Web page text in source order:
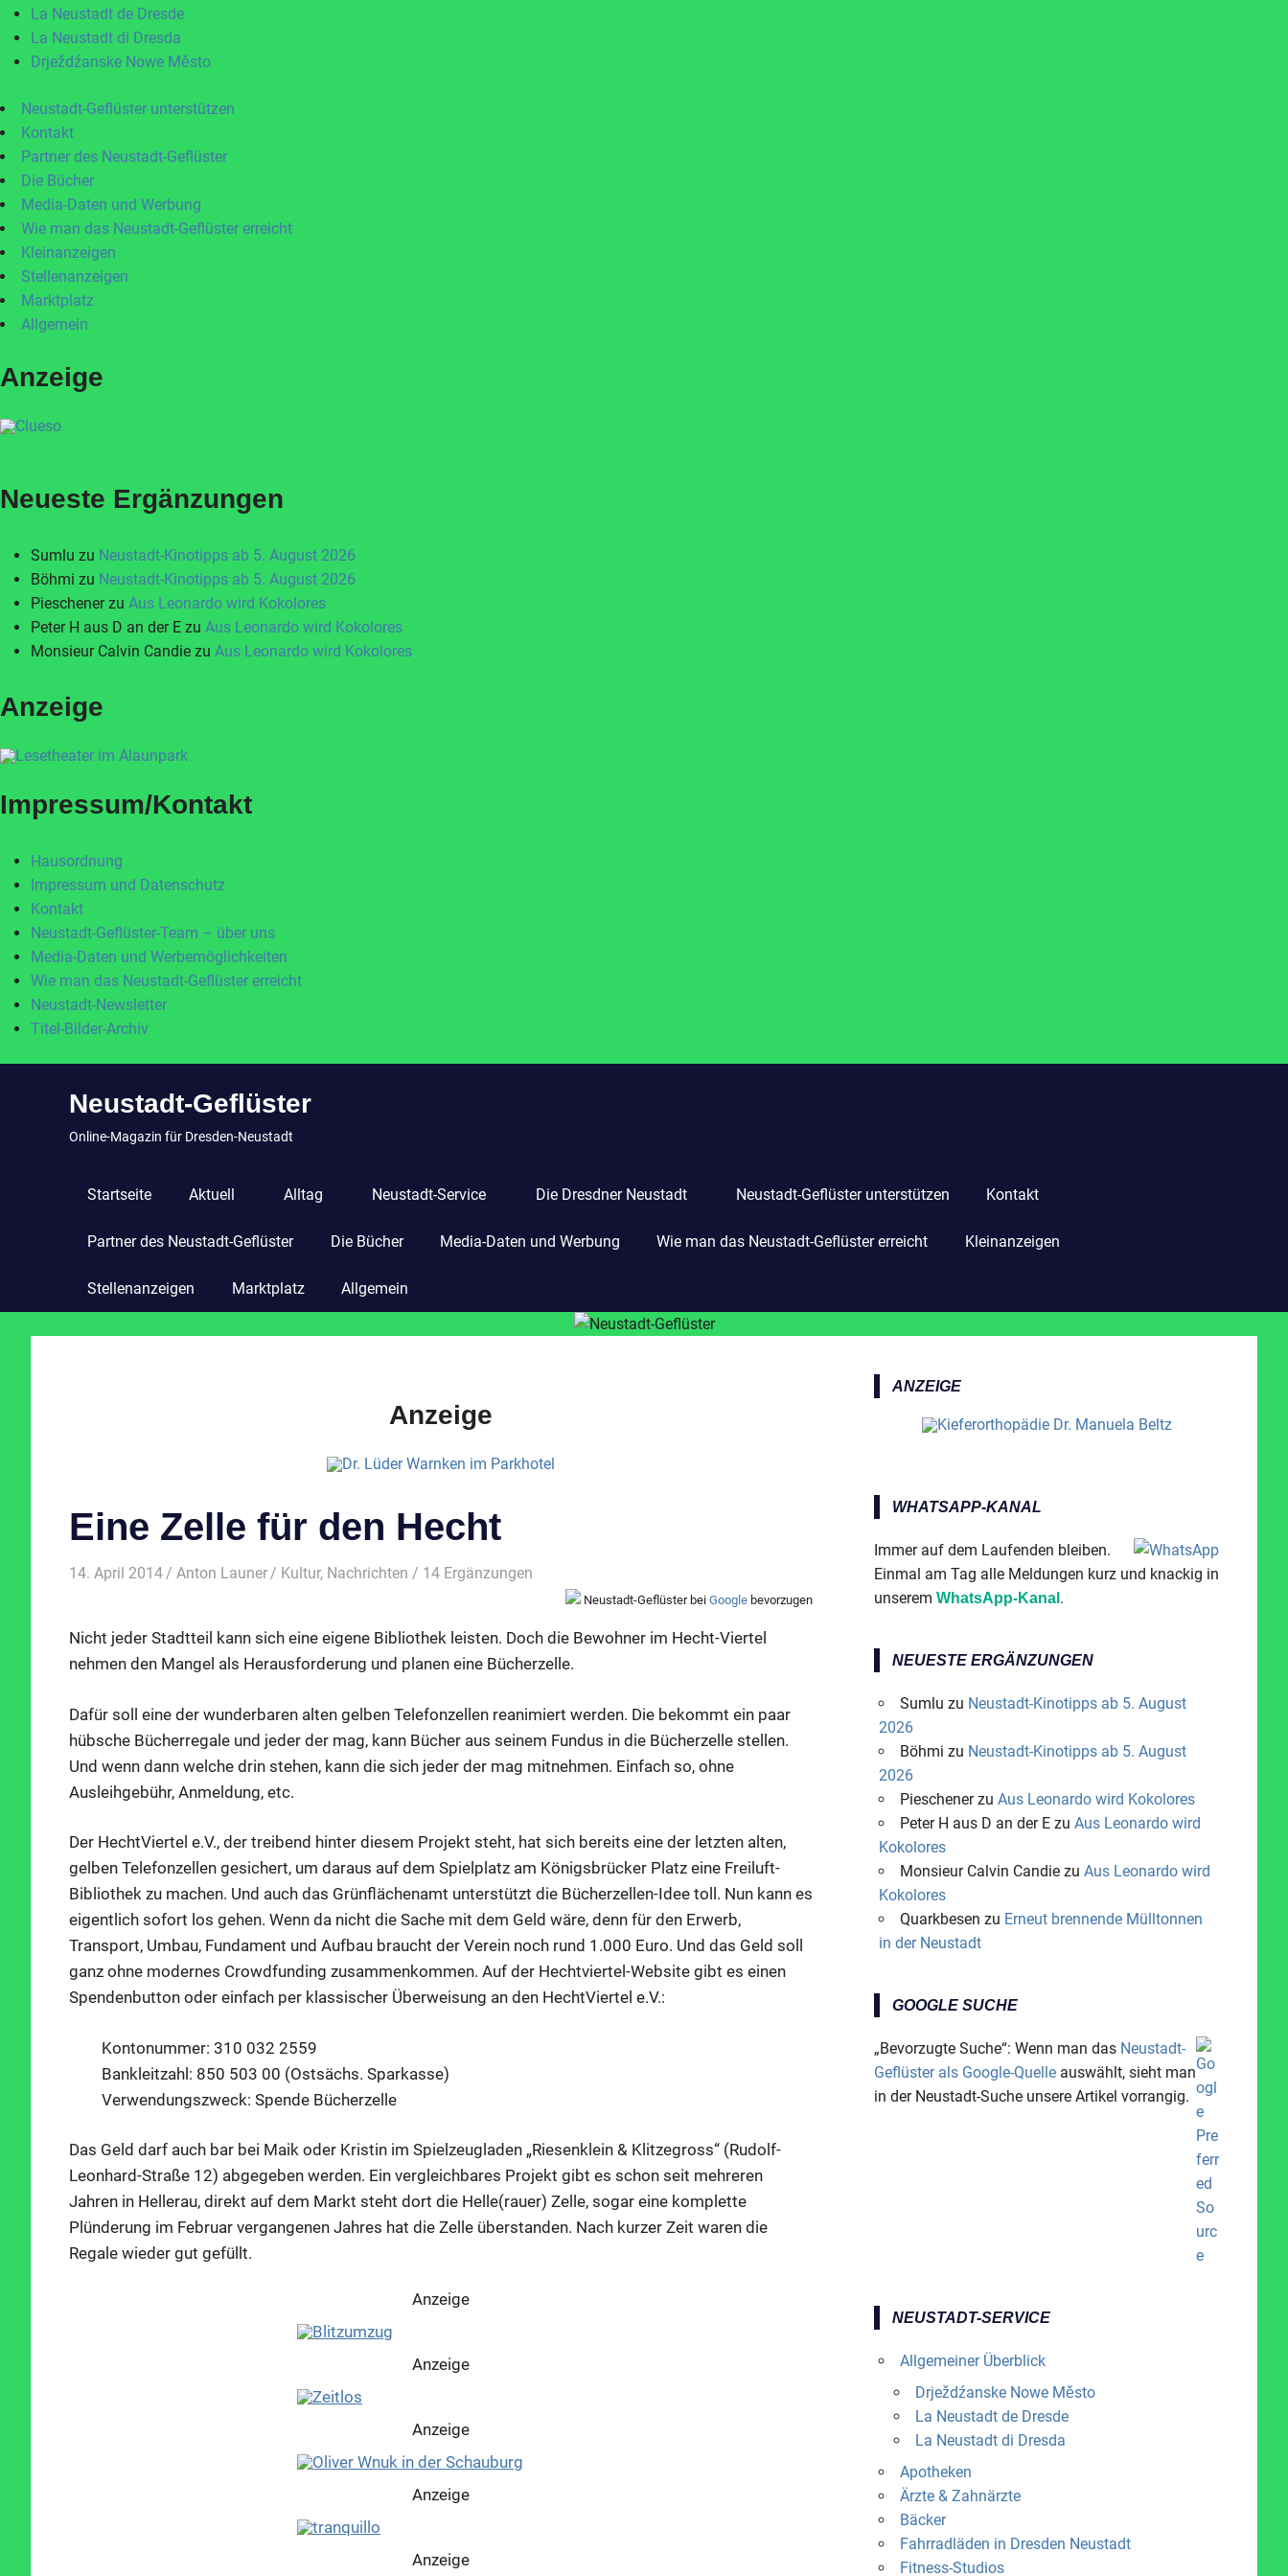
La Neustadt de Dresde
La Neustadt di Dresda
Drježdźanske Nowe Město
Neustadt-Geflüster unterstützen
Kontakt
Partner des Neustadt-Geflüster
Die Bücher
Media-Daten und Werbung
Wie man das Neustadt-Geflüster erreicht
Kleinanzeigen
Stellenanzeigen
Marktplatz
Allgemein
Anzeige
Neueste Ergänzungen
Sumlu zu Neustadt-Kinotipps ab 5. August 2026
Böhmi zu Neustadt-Kinotipps ab 5. August 2026
Pieschenerzu Aus Leonardo wird Kokolores
Peter H aus D an der E zu Aus Leonardo wird Kokolores
Monsieur Calvin Candie zu Aus Leonardo wird Kokolores
Anzeige
Impressum/Kontakt
Hausordnung
Impressum und Datenschutz
Kontakt
Neustadt-Geflüster-Team – über uns
Media-Daten und Werbemöglichkeiten
Wie man das Neustadt-Geflüster erreicht
Neustadt-Newsletter
Titel-Bilder-Archiv
Neustadt-Geflüster
Online-Magazin für Dresden-Neustadt
Startseite Aktuell Alltag Neustadt-Service Die Dresdner Neustadt Neustadt-Geflüster unterstützen Kontakt
Partner des Neustadt-Geflüster Die Bücher Media-Daten und Werbung Wie man das Neustadt-Geflüster erreicht Kleinanzeigen
Stellenanzeigen Marktplatz Allgemein
Anzeige
Eine Zelle für den Hecht
14. April 2014 Anton Launer Kultur, Nachrichten / 14 Ergänzungen
Neustadt-Geflüster bei Google bevorzugen
Nicht jeder Stadtteil kann sich eine eigene Bibliothek leisten. Doch die Bewohner im Hecht-Viertel
nehmen den Mangel als Herausforderung und planen eine Bücherzelle.
Dafür soll eine der wunderbaren alten gelben Telefonzellen reanimiert werden. Die bekommt ein paar
hübsche Bücherregale und jeder der mag, kann Bücher aus seinem Fundus in die Bücherzelle stellen.
Und wenn dann welche drin stehen, kann die sich jeder der mag mitnehmen. Einfach so, ohne
Ausleihgebühr, Anmeldung, etc.
Der HechtViertel e.V., der treibend hinter diesem Projekt steht, hat sich bereits eine der letzten alten,
gelben Telefonzellen gesichert, um daraus auf dem Spielplatz am Königsbrücker Platz eine Freiluft-
Bibliothek zu machen. Und auch das Grünflächenamt unterstützt die Bücherzellen-Idee toll. Nun kann es
eigentlich sofort los gehen. Wenn da nicht die Sache mit dem Geld wäre, denn für den Erwerb,
Transport, Umbau, Fundament und Aufbau braucht der Verein noch rund 1.000 Euro. Und das Geld soll
ganz ohne modernes Crowdfunding zusammenkommen. Auf der Hechtviertel-Website gibt es einen
Spendenbutton oder einfach per klassischer Überweisung an den HechtViertel e.V.:
Kontonummer: 310 032 2559
Bankleitzahl: 850 503 00 (Ostsächs. Sparkasse)
Verwendungszweck: Spende Bücherzelle
Das Geld darf auch bar bei Maik oder Kristin im Spielzeugladen „Riesenklein & Klitzegross“ (Rudolf-
Leonhard-Straße 12) abgegeben werden. Ein vergleichbares Projekt gibt es schon seit mehreren
Jahren in Hellerau, direkt auf dem Markt steht dort die Helle(rauer) Zelle, sogar eine komplette
Plünderung im Februar vergangenen Jahres hat die Zelle überstanden. Nach kurzer Zeit waren die
Regale wieder gut gefüllt.
Anzeige
Anzeige
Anzeige
Anzeige
Anzeige
ANZEIGE
WHATSAPP-KANAL
Immer auf dem Laufenden bleiben.
Einmal am Tag alle Meldungen kurz und knackig in
unserem WhatsApp-Kanal .
NEUESTE ERGÄNZUNGEN
Sumlu zu Neustadt-Kinotipps ab 5. August
2026
Böhmi zu Neustadt-Kinotipps ab 5. August
2026
Pieschenerzu Aus Leonardo wird Kokolores
Peter H aus D an der Ezu Aus Leonardo wird
Kokolores
Monsieur Calvin Candiezu Aus Leonardo wird
Kokolores
Quarkbesen zu Erneut brennende Mülltonnen
in der Neustadt
GOOGLE SUCHE
„Bevorzugte Suche“: Wenn man das Neustadt-
Geflüster als Google-Quelle auswählt, sieht man
in der Neustadt-Suche unsere Artikel vorrangig.
NEUSTADT-SERVICE
Allgemeiner Überblick
Drježdźanske Nowe Město
La Neustadt de Dresde
La Neustadt di Dresda
Apotheken
Ärzte & Zahnärzte
Bäcker
Fahrradläden in Dresden Neustadt
Fitness-Studios